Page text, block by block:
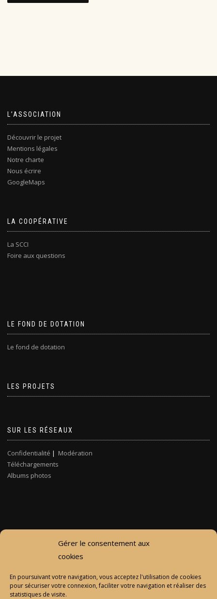
Gérer le consentement aux
cookies
En poursuivant votre navigation, vous acceptez l'utilisation de cookies
pour sécuriser votre connexion, faciliter votre navigation et réaliser des
statistiques de visite.
L’ASSOCIATION
Découvrir le projet
Mentions légales
Notre charte
Nous écrire
GoogleMaps
LA COOPÉRATIVE
La SCCI
Foire aux questions
LE FOND DE DOTATION
Le fond de dotation
LES PROJETS
SUR LES RÉSEAUX
Confidentialité | Modération
Téléchargements
Albums photos